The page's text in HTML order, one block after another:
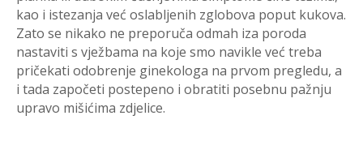
kao i istezanja već oslabljenih zglobova poput kukova.
Zato se nikako ne preporuča odmah iza poroda
nastaviti s vježbama na koje smo navikle već treba
pričekati odobrenje ginekologa na prvom pregledu, a
i tada započeti postepeno i obratiti posebnu pažnju
upravo mišićima zdjelice.